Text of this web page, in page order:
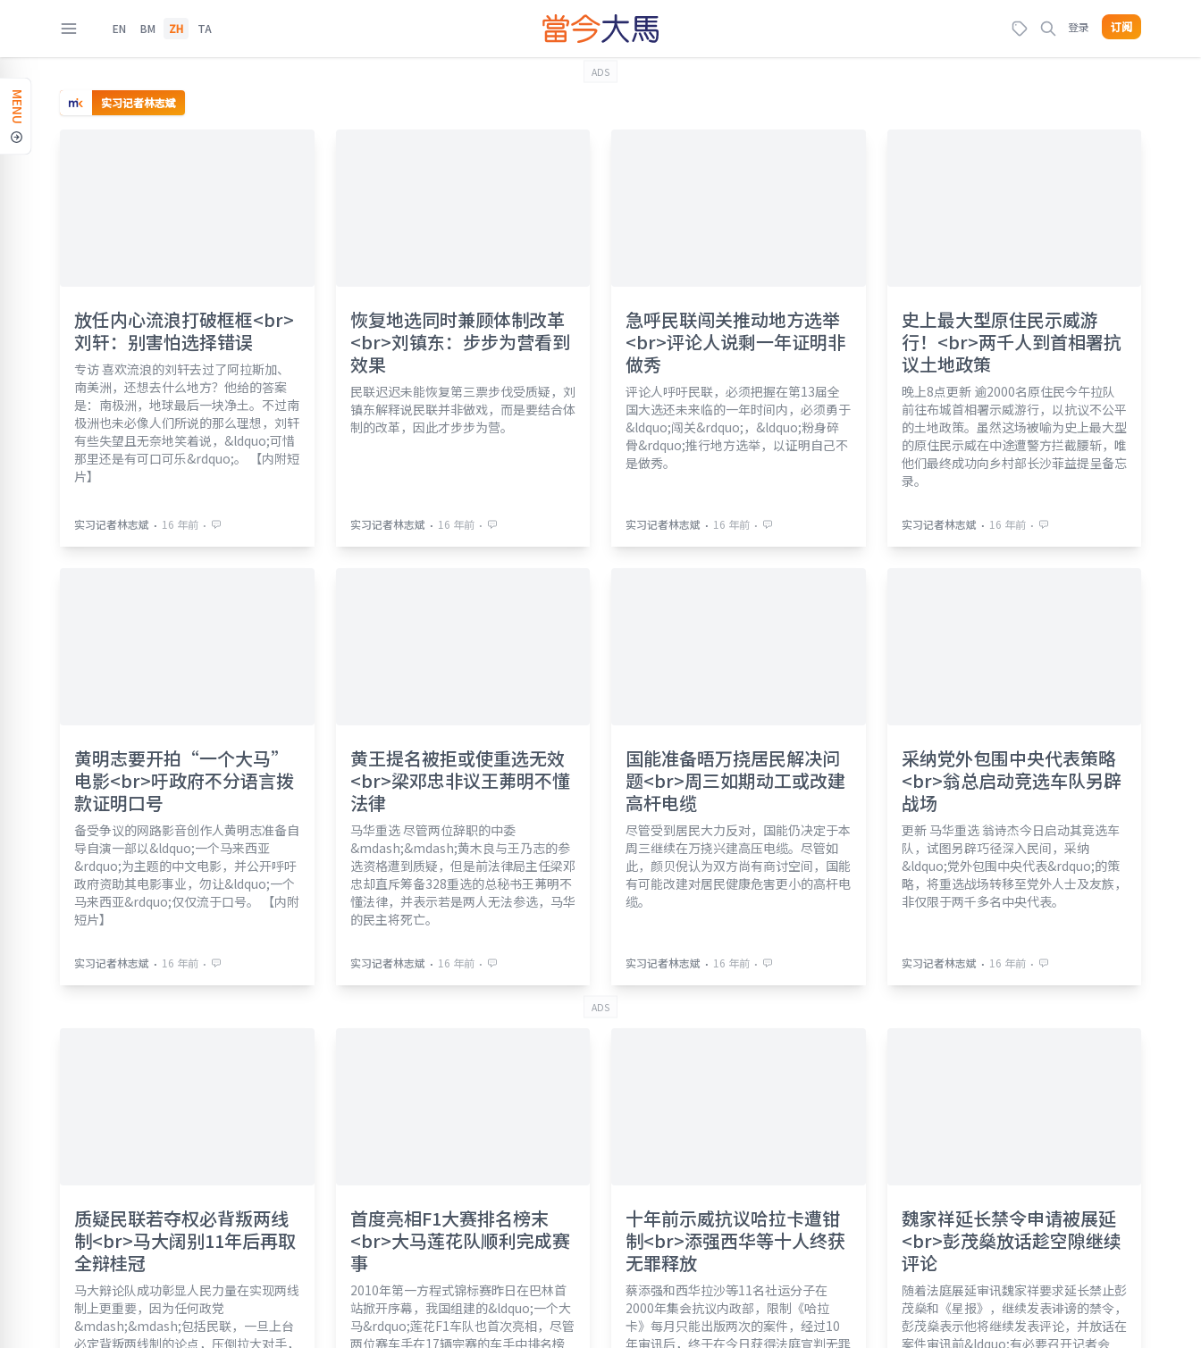
EN BM ZH TA 登录 订阅
MENU
ADS
实习记者林志斌
放任内心流浪打破框框<br>
刘轩：别害怕选择错误
专访 喜欢流浪的刘轩去过了阿拉斯加、
南美洲，还想去什么地方？他给的答案
是：南极洲，地球最后一块净土。不过南
极洲也未必像人们所说的那么理想，刘轩
有些失望且无奈地笑着说，&ldquo;可惜
那里还是有可口可乐&rdquo;。 【内附短
片】
实习记者林志斌 ⋅ 16 年前 ⋅
恢复地选同时兼顾体制改革
<br>刘镇东：步步为营看到
效果
民联迟迟未能恢复第三票步伐受质疑，刘
镇东解释说民联并非做戏，而是要结合体
制的改革，因此才步步为营。
实习记者林志斌 ⋅ 16 年前 ⋅
急呼民联闯关推动地方选举
<br>评论人说剩一年证明非
做秀
评论人呼吁民联，必须把握在第13届全
国大选还未来临的一年时间内，必须勇于
&ldquo;闯关&rdquo;，&ldquo;粉身碎
骨&rdquo;推行地方选举，以证明自己不
是做秀。
实习记者林志斌 ⋅ 16 年前 ⋅
史上最大型原住民示威游
行！<br>两千人到首相署抗
议土地政策
晚上8点更新 逾2000名原住民今午拉队
前往布城首相署示威游行，以抗议不公平
的土地政策。虽然这场被喻为史上最大型
的原住民示威在中途遭警方拦截腰斩，唯
他们最终成功向乡村部长沙菲益提呈备忘
录。
实习记者林志斌 ⋅ 16 年前 ⋅
黄明志要开拍“一个大马”
电影<br>吁政府不分语言拨
款证明口号
备受争议的网路影音创作人黄明志准备自
导自演一部以&ldquo;一个马来西亚
&rdquo;为主题的中文电影，并公开呼吁
政府资助其电影事业，勿让&ldquo;一个
马来西亚&rdquo;仅仅流于口号。 【内附
短片】
实习记者林志斌 ⋅ 16 年前 ⋅
黄王提名被拒或使重选无效
<br>梁邓忠非议王茀明不懂
法律
马华重选 尽管两位辞职的中委
&mdash;&mdash;黄木良与王乃志的参
选资格遭到质疑，但是前法律局主任梁邓
忠却直斥筹备328重选的总秘书王茀明不
懂法律，并表示若是两人无法参选，马华
的民主将死亡。
实习记者林志斌 ⋅ 16 年前 ⋅
国能准备晤万挠居民解决问
题<br>周三如期动工或改建
高杆电缆
尽管受到居民大力反对，国能仍决定于本
周三继续在万挠兴建高压电缆。尽管如
此，颜贝倪认为双方尚有商讨空间，国能
有可能改建对居民健康危害更小的高杆电
缆。
实习记者林志斌 ⋅ 16 年前 ⋅
采纳党外包围中央代表策略
<br>翁总启动竞选车队另辟
战场
更新 马华重选 翁诗杰今日启动其竞选车
队，试图另辟巧径深入民间，采纳
&ldquo;党外包围中央代表&rdquo;的策
略，将重选战场转移至党外人士及友族，
非仅限于两千多名中央代表。
实习记者林志斌 ⋅ 16 年前 ⋅
ADS
质疑民联若夺权必背叛两线
制<br>马大阔别11年后再取
全辩桂冠
马大辩论队成功彰显人民力量在实现两线
制上更重要，因为任何政党
&mdash;&mdash;包括民联，一旦上台
必定背叛两线制的论点，压倒拉大对手，
首度亮相F1大赛排名榜末
<br>大马莲花队顺利完成赛
事
2010年第一方程式锦标赛昨日在巴林首
站掀开序幕，我国组建的&ldquo;一个大
马&rdquo;莲花F1车队也首次亮相，尽管
两位赛车手在17辆完赛的车手中排名榜
十年前示威抗议哈拉卡遭钳
制<br>添强西华等十人终获
无罪释放
蔡添强和西华拉沙等11名社运分子在
2000年集会抗议内政部，限制《哈拉
卡》每月只能出版两次的案件，经过10
年审讯后，终于在今日获得法庭宣判无罪
魏家祥延长禁令申请被展延
<br>彭茂燊放话趁空隙继续
评论
随着法庭展延审讯魏家祥要求延长禁止彭
茂燊和《星报》，继续发表诽谤的禁令，
彭茂燊表示他将继续发表评论，并放话在
案件审讯前&ldquo;有必要召开记者会